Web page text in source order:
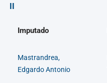
Imputado
Mastrandrea,
Edgardo Antonio